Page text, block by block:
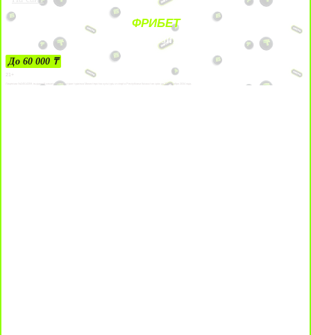
ФРИБЕТ
ЗА ДЕПОЗИТЫ
До 60 000 ₸
21+
Лицензии №24514359, выданной комитетом индустрии туризма Министерства культуры и спорта Республики Казахстан срок до 27 сентября 2034 года.